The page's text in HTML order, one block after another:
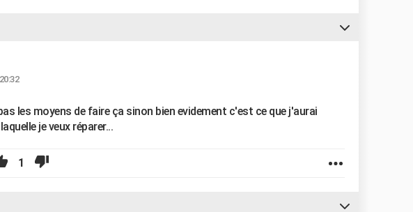
les moyens de faire ça sinon bien evidement c'est ce que j'aurai
je veux réparer...
1